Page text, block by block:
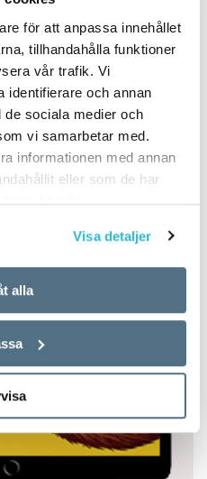
för att anpassa innehållet
tillhandahålla funktioner
vår trafik. Vi
identifierare och annan
de sociala medier och
vi samarbetar med.
informationen med annan
eller som de har
tjänster.
Visa detaljer
alla